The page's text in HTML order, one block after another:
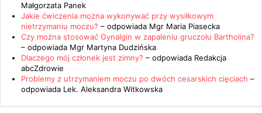
Małgorzata Panek
Jakie ćwiczenia można wykonywać przy wysiłkowym
nietrzymaniu moczu? – odpowiada Mgr Maria Piasecka
Czy można stosować Gynalgin w zapaleniu gruczołu Bartholina?
– odpowiada Mgr Martyna Dudzińska
Dlaczego mój członek jest zimny? – odpowiada Redakcja
abcZdrowie
Problemy z utrzymaniem moczu po dwóch cesarskich cięciach –
odpowiada Lek. Aleksandra Witkowska